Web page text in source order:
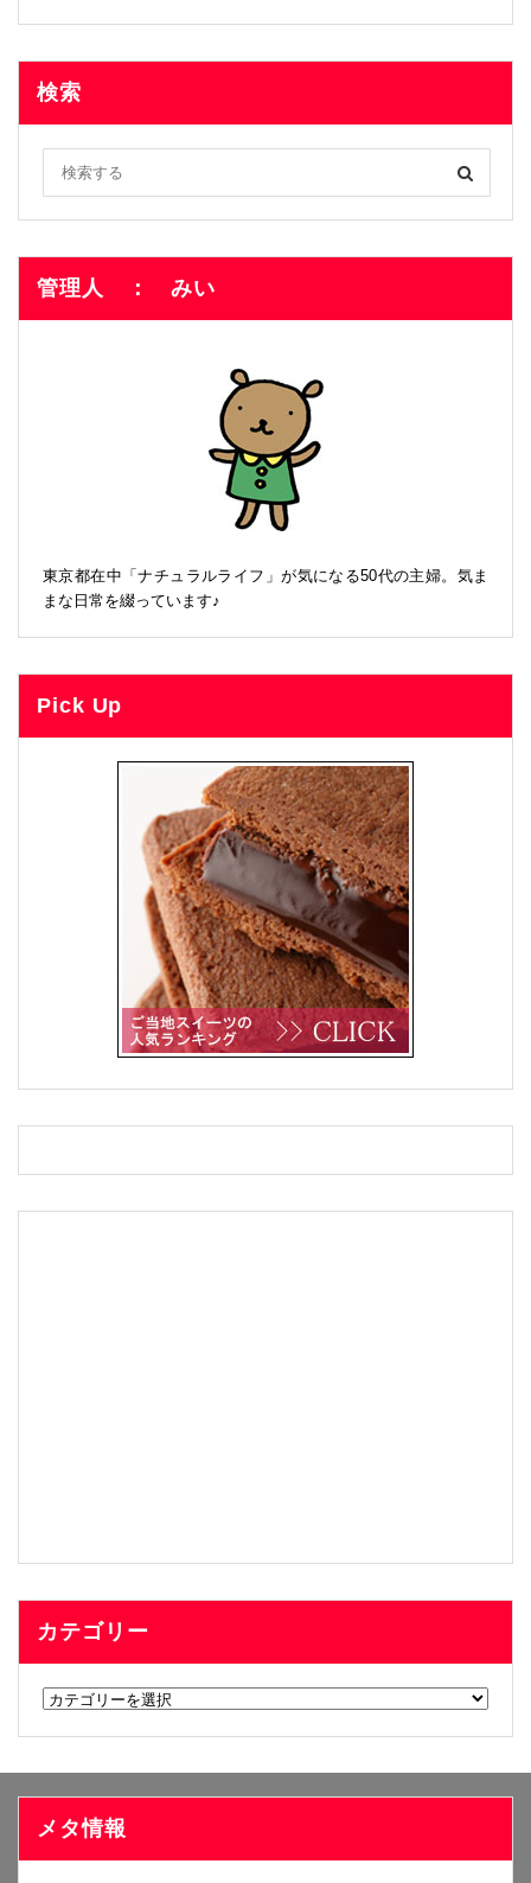
検索
管理人 ： みい
東京都在中「ナチュラルライフ」が気になる50代の主婦。気ま
まな日常を綴っています♪
Pick Up
カテゴリー
カ
リ
ー
メタ情報